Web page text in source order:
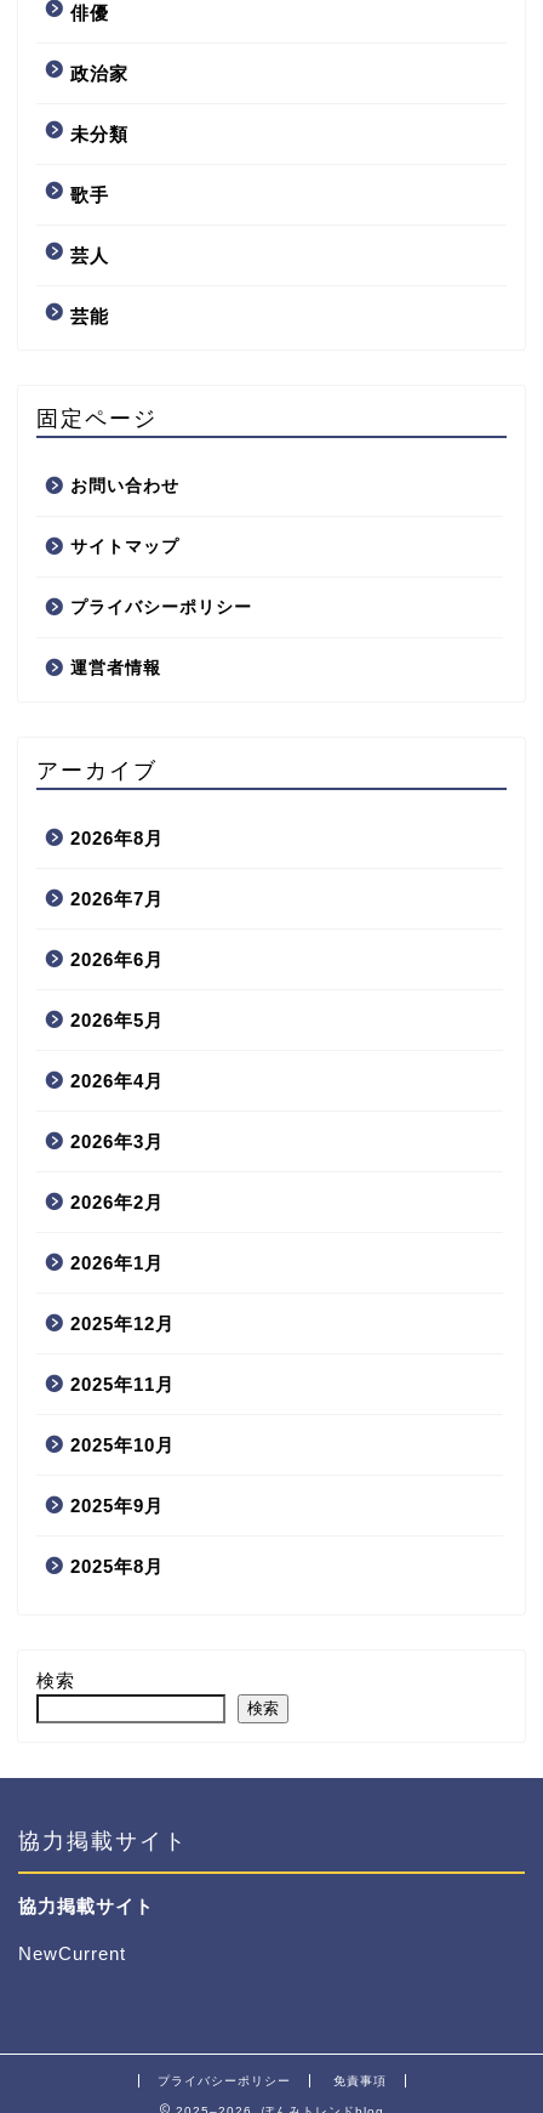
俳優
政治家
未分類
歌手
芸人
芸能
固定ページ
お問い合わせ
サイトマップ
プライバシーポリシー
運営者情報
アーカイブ
2026年8月
2026年7月
2026年6月
2026年5月
2026年4月
2026年3月
2026年2月
2026年1月
2025年12月
2025年11月
2025年10月
2025年9月
2025年8月
検索
検索
協力掲載サイト
協力掲載サイト
NewCurrent
プライバシーポリシー 免責事項